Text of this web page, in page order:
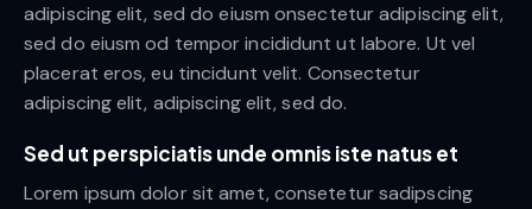
adipiscing elit, sed do eiusm onsectetur adipiscing elit,
sed do eiusm od tempor incididunt ut labore. Ut vel
placerat eros, eu tincidunt velit. Consectetur
adipiscing elit, adipiscing elit, sed do.
Sed ut perspiciatis unde omnis iste natus et
Lorem ipsum dolor sit amet, consetetur sadipscing